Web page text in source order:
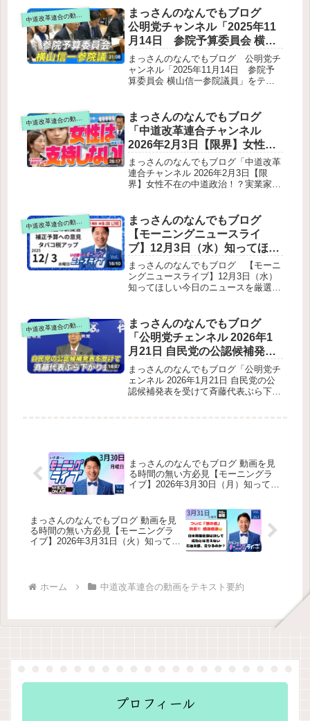
/ 中道動画 】をテキスト要約
治ニュース / 生配信 / 中道動画 】をテ
キスト要約冒頭の話題メインテーマ：
自転車の青切符制度は“厳しくなっ
た”のではなく“緩くなった”▼ 誤解さ
れている点▼ これまで▼ 4月から赤切
符（刑事処分）になるケース青切符
（反則金）で済むケース重要ポイント
最後の告知
中道改革連合の動画をテキスト要約
まっさんのなんでもブログ
公明党チャンネル「2025年11
月14日 参院予算委員会 横山
信一参院議員」をテキスト要
約
まっさんのなんでもブログ 公明党チ
ャンネル「2025年11月14日 参院予
算委員会 横山信一参院議員」をテキ
対策等について質問しました。米政
策・農業支援水産資源管理（スルメイ
カ）熊被害対策災害医療・病院船科学
技術・地域経済・環境政策税関業務の
強化有人国境離島法の見直し
中道改革連合の動画をテキスト要約
まっさんのなんでもブログ
「中道改革連合チャンネル
2026年2月3日【限界】女性不
在の中道政治！？実業家・辻
愛沙子が物申す！」をテキス
ト要約
まっさんのなんでもブログ「中道改革
連合チャンネル 2026年2月3日【限
界】女性不在の中道政治！？実業家・
酒井なつみ（前衆議院議員／元看護
師・助産師）中道改革連合への期待と
課題見せ方の失敗東京選挙区の男女別
投票の乖離比例と小選挙区の候補者配
分問題同性婚・選択的夫婦別姓はなぜ
進まないのか？辻さんの主張中道側の
回答子育て・若者支援の具体政策家賃
補助（賃貸への支援）奨学金返済支援
国民の幸福が国家の目的最後のメッセ
ージ
中道改革連合の動画をテキスト要約
まっさんのなんでもブログ
【モーニングニュースライ
ブ】12月3日（水）知ってほし
い今日のニュースを厳選！い
さ進一が生解説する新聞情報
・ ニュースチェック【 10分解
テキスト要約
まっさんのなんでもブログ 【モーニ
ングニュースライブ】12月3日（水）
知ってほしい今日のニュースを厳選！
ュース / 生配信 】をテキスト要約冒
頭トーク税制改正に関する公明党の提
言家計関連の最重点提案企業関連の提
案その他重点項目補正予算への懸念喫
煙率調査とタバコ税
中道改革連合の動画をテキスト要約
まっさんのなんでもブログ
「公明党チェンネル 2026年1
月21日 自民党の公認候補発表
を受けて斉藤代表ぶら下がり
会見」をテキスト要約
まっさんのなんでもブログ「公明党チ
ェンネル 2026年1月21日 自民党の公
認候補発表を受けて斉藤代表ぶら下が
への合流状況柏崎刈羽原発の再稼働に
ついて自民党公約（消費税減税）への
見解辺野古移設問題への立場山本太郎
議員の辞職について山上被告への判決
ての再質問斉藤代表、公明党代表とし
て最後の挨拶大胆な決断を重ねた理由
（記者質問）
まっさんのなんでもブログ 動画を見
る時間の無い方必見【モーニングラ
イブ】2026年3月30日（月）知ってほ
/ 政治ニュース / 生配信 / 中道動画 】
をテキスト要約
まっさんのなんでもブログ 動画を見
る時間の無い方必見【モーニングラ
イブ】2026年3月31日（火）知ってほ
をテキスト要約
ホーム 中道改革連合の動画をテキスト要約
プロフィール